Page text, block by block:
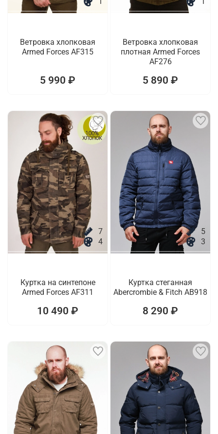
Ветровка хлопковая
Armed Forces AF315
5 990 ₽
Ветровка хлопковая
плотная Armed Forces
AF276
5 890 ₽
7
4
Куртка на синтепоне
Armed Forces AF311
10 490 ₽
5
3
Куртка стеганная
Abercrombie & Fitch AB918
8 290 ₽